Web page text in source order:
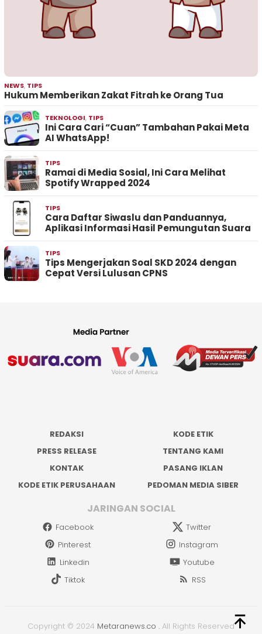
NEWS, TIPS
Hukum Memberikan Zakat Fitrah ke Orang Tua
TEKNOLOGI, TIPS
Ini Cara Cari “Cuan” Tambahan Pakai Meta
AI WhatsApp!
TIPS
Ramai di Media Sosial, Ini Cara Melihat
Spotify Wrapped 2024
TIPS
Cara Daftar Siwaslu dan Panduannya,
Aplikasi Informasi Hasil Pemungutan Suara
TIPS
Tips Mengerjakan Soal SKD 2024 dengan
Cepat Versi Lulusan CPNS
REDAKSI
KODE ETIK
PRESS RELEASE
TENTANG KAMI
KONTAK
PASANG IKLAN
KODE ETIK PERUSAHAAN
PEDOMAN MEDIA SIBER
JARINGAN SOCIAL
Facebook
Twitter
Pinterest
Instagram
Linkedin
Youtube
Tiktok
RSS
Copyright © 2024 Metaranews.co . All Rights Reserved